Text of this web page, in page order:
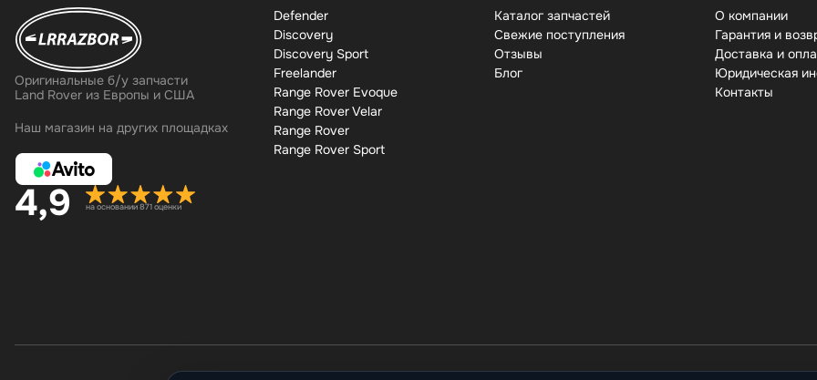
Оригинальные б/у запчасти
Land Rover из Европы и США
Наш магазин на других площадках
4,9 на основании 871 оценки
Defender
Discovery
Discovery Sport
Freelander
Range Rover Evoque
Range Rover Velar
Range Rover
Range Rover Sport
Каталог запчастей
Свежие поступления
Отзывы
Бло
О компании
Гарантия и
Доставка и
Юридическая
Контакты